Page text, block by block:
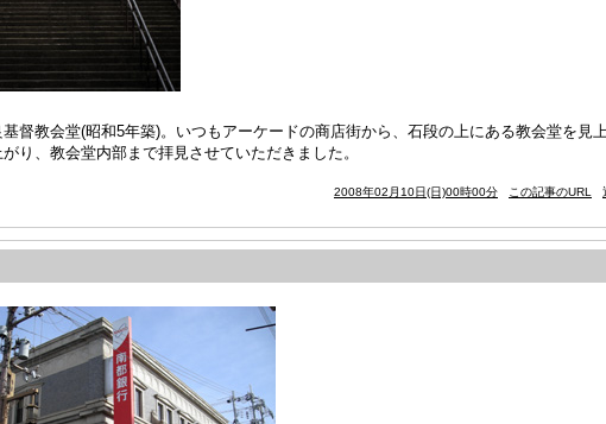
基督教会堂(昭和5年築)。いつもアーケードの商店街から、石段の上にある教会堂を見
り、教会堂内部まで拝見させていただきました。
2008年02月10日(日)00時00分 この記事のURL